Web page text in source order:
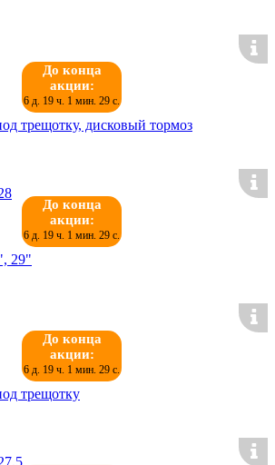
До конца
акции:
6 д. 19 ч. 1 мин. 29 с.
трещотку, дисковый тормоз
До конца
акции:
6 д. 19 ч. 1 мин. 29 с.
29"
До конца
акции:
6 д. 19 ч. 1 мин. 29 с.
трещотку